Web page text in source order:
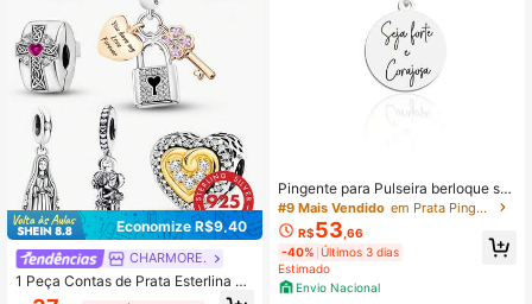
Economize R$9,40
CHARMORE.
1 Peça Contas de Prata Esterlina 92
5 com Cruz e Coração, Adequado p
Pingente para Pulseira berloque sej
a forte e corajosa prata 925 legítima
presente feminino
#9 Mais Vendido em Prata Pingentes Finos
R$53 ,66
-40% Últimos 3 dias
Estimado
Envio Nacional